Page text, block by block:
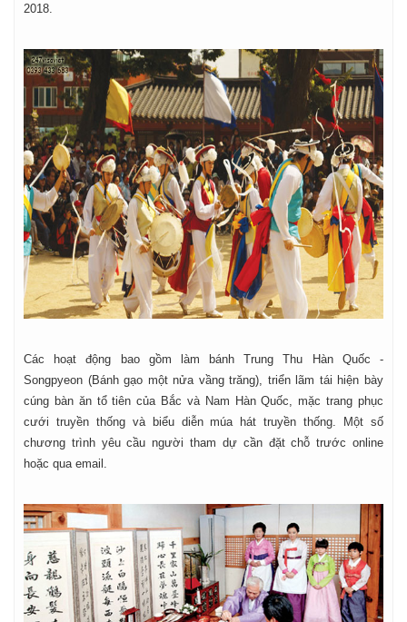
2018.
Các hoạt động bao gồm làm bánh Trung Thu Hàn Quốc -
Songpyeon (Bánh gạo một nửa vầng trăng), triển lãm tái hiện bày
cúng bàn ăn tổ tiên của Bắc và Nam Hàn Quốc, mặc trang phục
cưới truyền thống và biểu diễn múa hát truyền thống. Một số
chương trình yêu cầu người tham dự cần đặt chỗ trước online
hoặc qua email.